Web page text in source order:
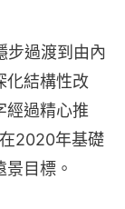
步過渡到由內
化結構性改
經過精心推
2020年基礎
目標。